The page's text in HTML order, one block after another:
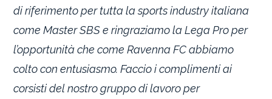
di riferimento per tutta la sports industry italiana
come Master SBS e ringraziamo la Lega Pro per
l’opportunità che come Ravenna FC abbiamo
colto con entusiasmo. Faccio i complimenti ai
corsisti del nostro gruppo di lavoro per